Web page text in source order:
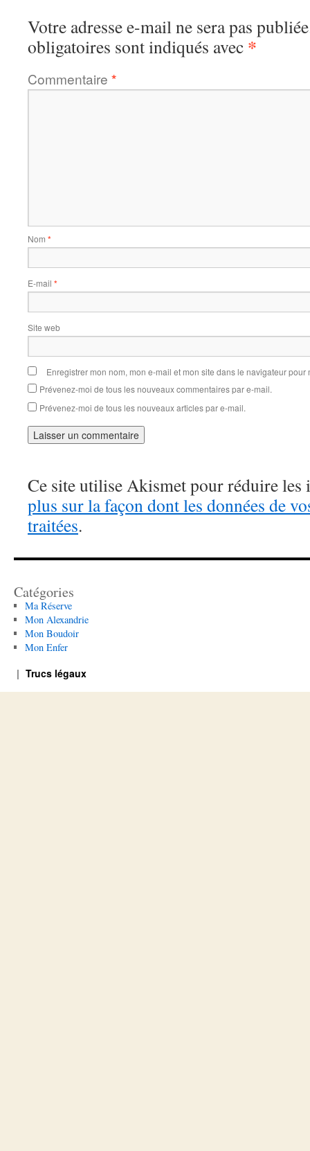
Votre adresse e-mail ne sera pas
obligatoires sont indiqués avec *
Commentaire *
Nom *
E-mail *
Site web
Enregistrer mon nom, mon e-mail et mon site dans le navigateur
Prévenez-moi de tous les nouveaux commentaires par e-mail.
Prévenez-moi de tous les nouveaux articles par e-mail.
Ce site utilise Akismet pour réduire les
plus sur la façon dont les données de
traitées.
Catégories
Ma Réserve
Mon Alexandrie
Mon Boudoir
Mon Enfer
Trucs légaux